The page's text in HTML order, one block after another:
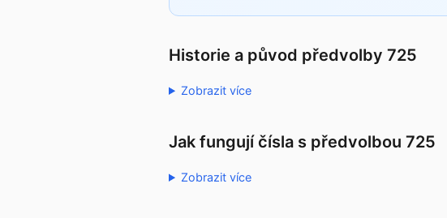
Historie a původ předvolby 725
Zobrazit více
Jak fungují čísla s předvolbou 725
Zobrazit více